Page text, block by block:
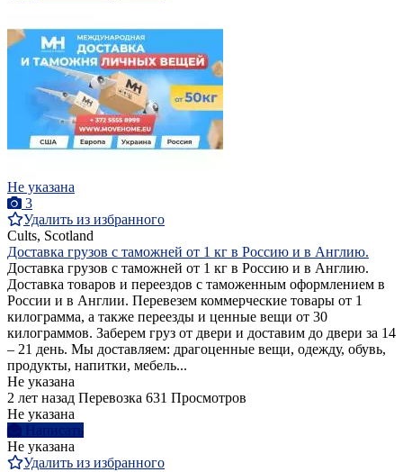
Не указана
3
Удалить из избранного
Cults, Scotland
Доставка грузов с таможней от 1 кг в Россию и в Англию.
Доставка грузов с таможней от 1 кг в Россию и в Англию.
Доставка товаров и переездов с таможенным оформлением в
России и в Англии. Перевезем коммерческие товары от 1
килограмма, а также переезды и ценные вещи от 30
килограммов. Заберем груз от двери и доставим до двери за 14
– 21 день. Мы доставляем: драгоценные вещи, одежду, обувь,
продукты, напитки, мебель...
Не указана
2 лет назад Перевозка 631 Просмотров
Не указана
Написать
Не указана
Удалить из избранного